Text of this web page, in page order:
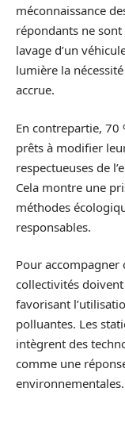
méconnaissance
répondants ne
lavage d’un
lumière la
accrue.
En contrepartie,
prêts à modifier
respectueuses de
Cela montre une
méthodes
responsables.
Pour accompagner
collectivités
favorisant
polluantes. Les
intègrent des
comme une
environnementales.